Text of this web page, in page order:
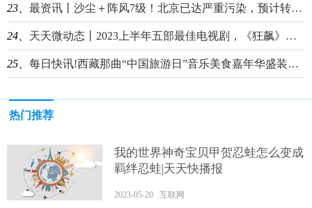
23、 最资讯丨沙尘＋阵风7级！北京已达严重污染，预计转好时间——
24、 天天微动态丨2023上半年五部最佳电视剧，《狂飙》排在最后，你最喜欢哪一部？
25、 每日快讯!西藏那曲“中国旅游日”音乐美食嘉年华盛装启幕
热门推荐
我的世界神奇宝贝甲贺忍蛙怎么变成
羁绊忍蛙|天天快播报
2023-05-20 互联网